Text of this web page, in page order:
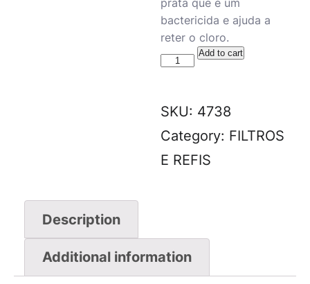
prata que é um
bactericida e ajuda a
reter o cloro.
Add to cart
SKU: 4738
Category: FILTROS
E REFIS
Description
Additional information